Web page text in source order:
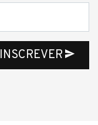
INSCREVER